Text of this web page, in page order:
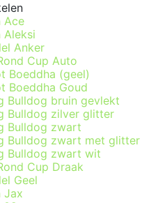
Ace
Aleksi
Anker
Cup Auto
Boeddha (geel)
Boeddha Goud
Bulldog bruin gevlekt
Bulldog zilver glitter
Bulldog zwart
Bulldog zwart met glitter
Bulldog zwart wit
Cup Draak
Geel
Jax